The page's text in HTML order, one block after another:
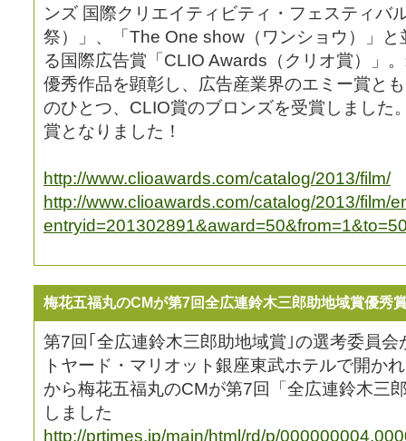
ンズ 国際クリエイティビティ・フェスティバ
祭）」、「The One show（ワンショウ）」
る国際広告賞「CLIO Awards（クリオ賞）」
優秀作品を顕彰し、広告産業界のエミー賞と
のひとつ、CLIO賞のブロンズを受賞しました
賞となりました！
http://www.clioawards.com/catalog/2013/film/
http://www.clioawards.com/catalog/2013/film/
梅花五福丸のCMが第7回全広連鈴木三郎助地域賞優秀
第7回｢全広連鈴木三郎助地域賞｣の選考委員
トヤード・マリオット銀座東武ホテルで開か
から梅花五福丸のCMが第7回「全広連鈴木三
しました
http://prtimes.jp/main/html/rd/p/